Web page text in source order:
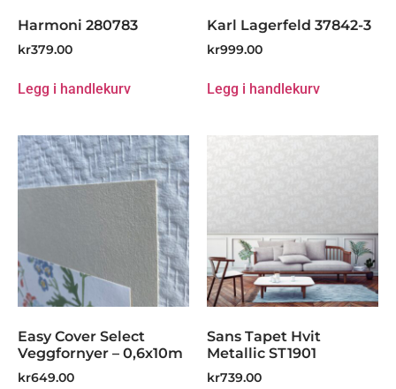
Harmoni 280783
kr379.00
Legg i handlekurv
Karl Lagerfeld 37842-3
kr999.00
Legg i handlekurv
Easy Cover Select
Veggfornyer – 0,6x10m
kr649.00
Sans Tapet Hvit
Metallic ST1901
kr739.00